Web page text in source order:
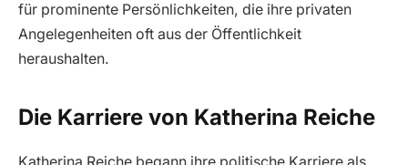
für prominente Persönlichkeiten, die ihre privaten
Angelegenheiten oft aus der Öffentlichkeit
heraushalten.
Die Karriere von Katherina Reiche
Katherina Reiche begann ihre politische Karriere als